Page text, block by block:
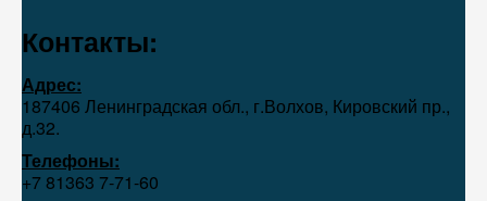
Контакты:
Адрес:
187406 Ленинградская обл., г.Волхов, Кировский пр.,
д.32.
Телефоны:
+7 81363 7‑71-60